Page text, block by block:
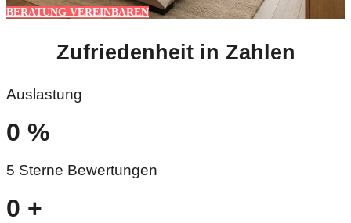
BERATUNG VEREINBAREN
Zufriedenheit in Zahlen
Auslastung
0 %
5 Sterne Bewertungen
0 +